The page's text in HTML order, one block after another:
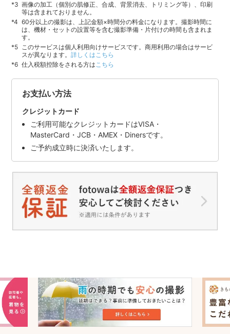
画像の加工（個別の肌修正、合成、背景消去、トリミング等）、印刷
等は含まれておりません。
60分以上の撮影は、上記金額×時間分の料金になります。撮影時間に
は、機材・セットの設置等を含む撮影準備・片付けの時間も含まれま
す。
このサービスは個人利用向けサービスです。商用利用の場合はサービ
スが異なります。詳しくはこちら
仕入税額控除をされる方はこちら
お支払い方法
クレジットカード
ご利用可能なクレジットカードはVISA・
MasterCard・JCB・AMEX・Dinersです。
ご予約成立時に決済いたします。